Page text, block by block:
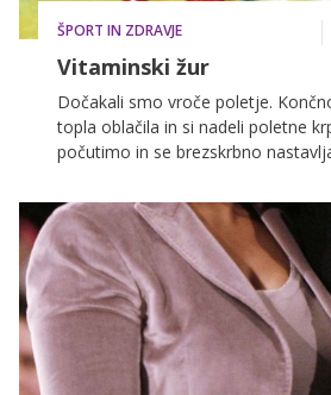
ŠPORT IN ZDRAVJE
Vitaminski žur
Dočakali smo vroče poletje.
topla oblačila in si nadeli poletne
počutimo in se brezskrbno